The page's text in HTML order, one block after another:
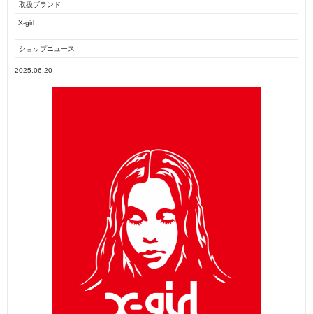
取扱ブランド
X-girl
ショップニュース
2025.06.20